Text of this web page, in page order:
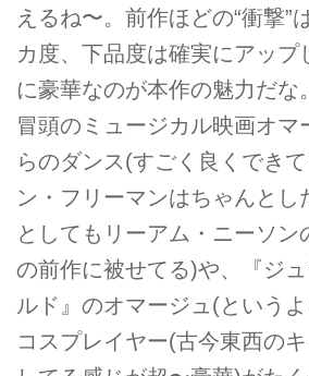
えるね〜。前作ほどの“衝撃”
カ度、下品度は確実にアップ
に豪華なのが本作の魅力だな。
冒頭のミュージカル映画オマ
らのダンス(すごく良くでき
ン・フリーマンはちゃんとし
としてもリーアム・ニーソン
の前作に被せてる)や、『ジ
ルド』のオマージュ(というよ
コスプレイヤー(古今東西の